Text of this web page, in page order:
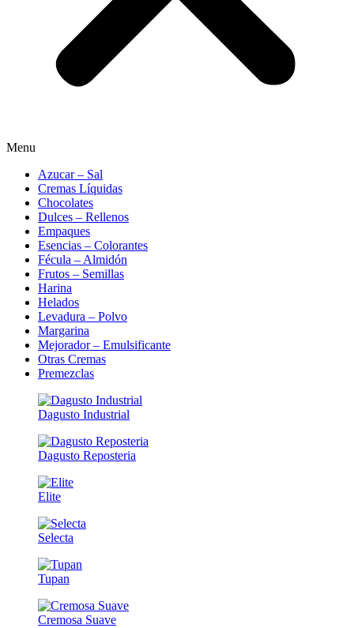
Menu
Azucar – Sal
Cremas Líquidas
Chocolates
Dulces – Rellenos
Empaques
Esencias – Colorantes
Fécula – Almidón
Frutos – Semillas
Harina
Helados
Levadura – Polvo
Margarina
Mejorador – Emulsificante
Otras Cremas
Premezclas
Dagusto Industrial
Dagusto Reposteria
Elite
Selecta
Tupan
Cremosa Suave